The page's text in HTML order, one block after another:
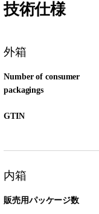
技術仕様
外箱
Number of consumer
packagings
GTIN
内箱
販売用パッケージ数